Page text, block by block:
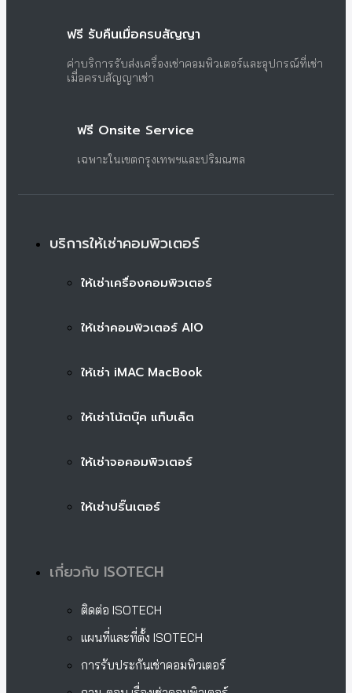
ฟรี รับคืนเมื่อครบสัญญา
ค่าบริการรับส่งเครื่องเช่าคอมพิวเตอร์และอุปกรณ์ที่เช่า
เมื่อครบสัญญาเช่า
ฟรี Onsite Service
เฉพาะในเขตกรุงเทพฯและปริมณฑล
บริการให้เช่าคอมพิวเตอร์
ให้เช่าเครื่องคอมพิวเตอร์
ให้เช่าคอมพิวเตอร์ AIO
ให้เช่า iMAC MacBook
ให้เช่าโน้ตบุ๊ค แท็บเล็ต
ให้เช่าจอคอมพิวเตอร์
ให้เช่าปริ๊นเตอร์
เกี่ยวกับ ISOTECH
ติดต่อ ISOTECH
แผนที่และที่ตั้ง ISOTECH
การรับประกันเช่าคอมพิวเตอร์